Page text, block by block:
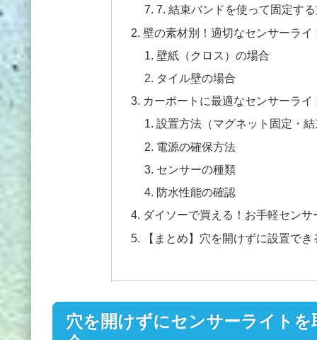
7. 結束バンドを使って固定す
壁の素材別！適切なセンサーライ
壁紙（クロス）の場合
タイル壁の場合
カーポートに最適なセンサーライ
設置方法（マグネット固定・
電源の確保方法
センサーの種類
防水性能の確認
ダイソーで買える！お手軽センサ
【まとめ】穴を開けずに設置で
穴を開けずにセンサーライト